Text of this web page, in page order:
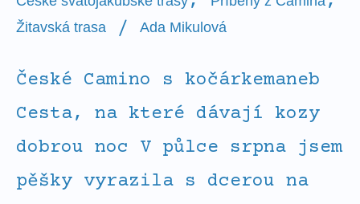
Žitavská trasa / Ada Mikulová
České Camino s kočárkemaneb
Cesta, na které dávají kozy
dobrou noc V půlce srpna jsem
pěšky vyrazila s dcerou na